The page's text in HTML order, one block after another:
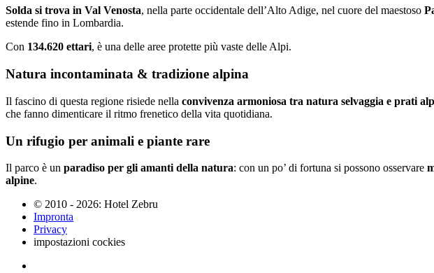
Solda si trova in Val Venosta, nella parte occidentale dell’Alto Adige, nel cuore del maestoso
estende fino in Lombardia.
Con 134.620 ettari, è una delle aree protette più vaste delle Alpi.
Natura incontaminata & tradizione alpina
Il fascino di questa regione risiede nella convivenza armoniosa tra natura selvaggia e prati
che fanno dimenticare il ritmo frenetico della vita quotidiana.
Un rifugio per animali e piante rare
Il parco è un paradiso per gli amanti della natura: con un po’ di fortuna si possono osservare
alpine.
© 2010 - 2026: Hotel Zebru
Impronta
Privacy
impostazioni cockies